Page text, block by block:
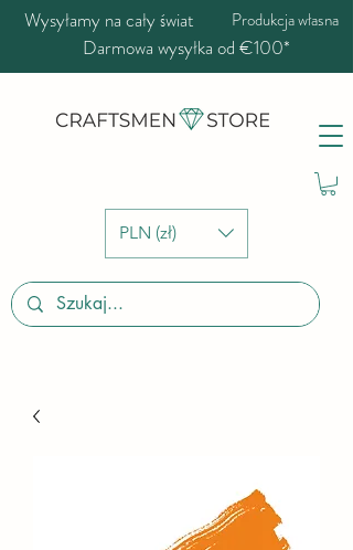
PLN (zł)
Wysyłamy na cały świat Produkcja własna
Darmowa wysyłka od €100*